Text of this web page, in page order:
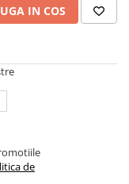
IN COS
de